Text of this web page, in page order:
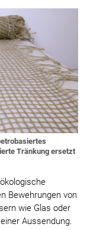
Tränkung ersetzt
Bewehrungen von
wie Glas oder
Aussendung.